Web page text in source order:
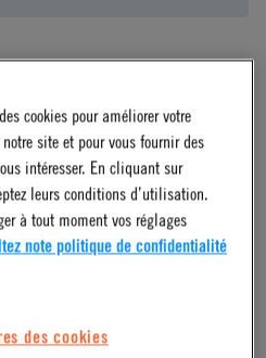
cookies pour améliorer votre
site et pour vous fournir des
intéresser. En cliquant sur
leurs conditions d’utilisation.
à tout moment vos réglages
note politique de confidentialité
des cookies